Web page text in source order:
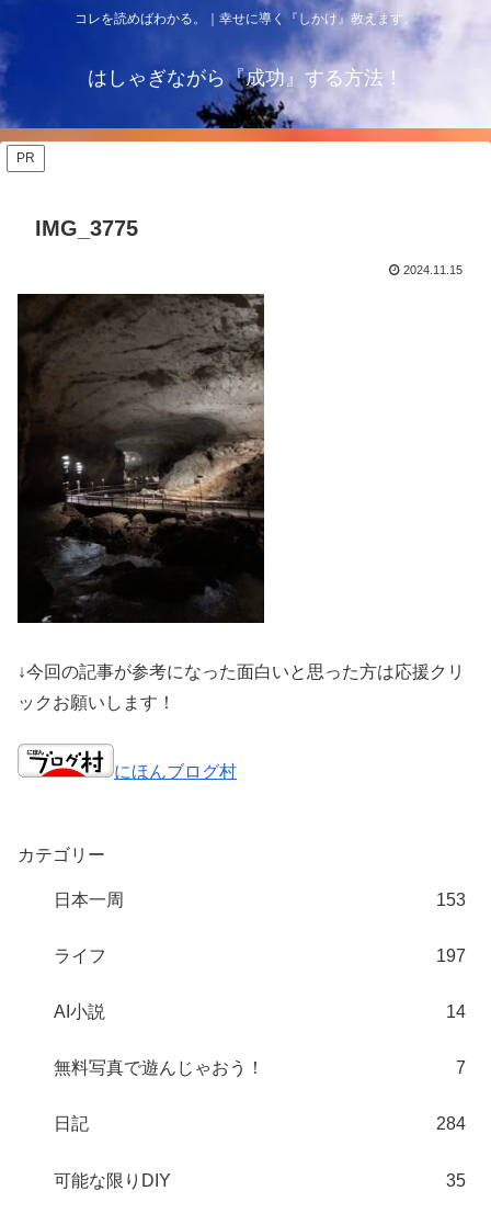
コレを読めばわかる。｜幸せに導く『しかけ』教えます。
はしゃぎながら『成功』する方法！
PR
IMG_3775
2024.11.15
↓今回の記事が参考になった面白いと思った方は応援クリ
ックお願いします！
にほんブログ村
カテゴリー
日本一周 153
ライフ 197
AI小説 14
無料写真で遊んじゃおう！ 7
日記 284
可能な限りDIY 35